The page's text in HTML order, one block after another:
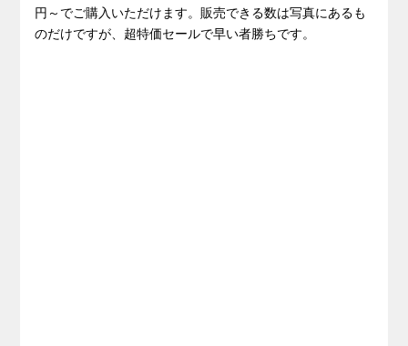
円～でご購入いただけます。販売できる数は写真にあるも
のだけですが、超特価セールで早い者勝ちです。